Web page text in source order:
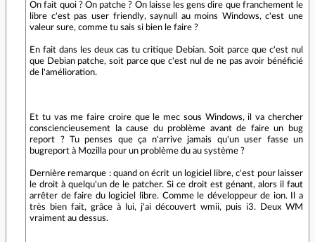
On fait quoi ? On patche ? On laisse les gens dire que franchement le
libre c'est pas user friendly, saynull au moins Windows, c'est une
valeur sure, comme tu sais si bien le faire ?
En fait dans les deux cas tu critique Debian. Soit parce que c'est nul
que Debian patche, soit parce que c'est nul de ne pas avoir bénéficié
de l'amélioration.
Et tu vas me faire croire que le mec sous Windows, il va chercher
consciencieusement la cause du problème avant de faire un bug
report ? Tu penses que ça n'arrive jamais qu'un user fasse un
bugreport à Mozilla pour un problème du au système ?
Dernière remarque : quand on écrit un logiciel libre, c'est pour laisser
le droit à quelqu'un de le patcher. Si ce droit est génant, alors il faut
arrêter de faire du logiciel libre. Comme le développeur de ion. Il a
très bien fait, grâce à lui, j'ai découvert wmii, puis i3. Deux WM
vraiment au dessus.